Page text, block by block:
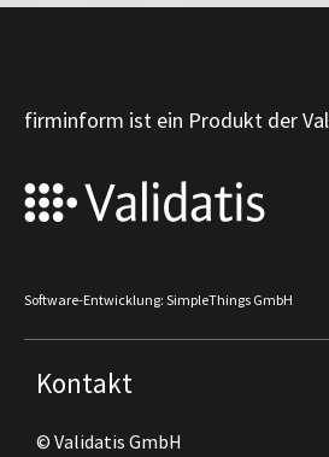
firminform ist ein Produkt der
Software-Entwicklung: SimpleThings GmbH
Kontakt
© Validatis GmbH